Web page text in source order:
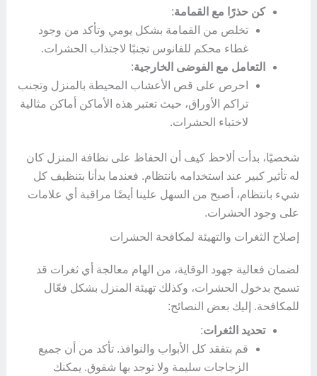
كن حذرًا مع القمامة:
تخلص من القمامة بشكل يومي وتأكد من وجود
غطاء محكم للفانوس تجنبًا لاجتذاب الحشرات.
التعامل مع الفوضى الخارجية:
احرص على قص الأعشاب المحيطة بالمنزل وتجنب
تراكم الأوراق، حيث تعتبر هذه الأماكن أماكن مثالية
لاختباء الحشرات.
شخصيًا، بدأت ألاحظ كيف أن الحفاظ على نظافة المنزل كان
له تأثير كبير عند استخدامه بانتظام. فعندما بدأنا بتنظيف كل
شيء بانتظام، أصبح من السهل علينا أيضًا مراقبة أي علامات
على وجود الحشرات.
إصلاح الثغرات والتهيئة لمكافحة الحشرات
لضمان فعالية جهود الوقاية، من الهام معالجة أي ثغرات قد
تسمح بدخول الحشرات، وكذلك تهيئة المنزل بشكل فعّال
للمكافحة. إليك بعض النصائح:
تحديد الثغرات:
قم بتفقد كل الأبواب والنوافذ. تأكد من أن جميع
الزجاجات سليمة ولا توجد بها شقوق. يمكنك